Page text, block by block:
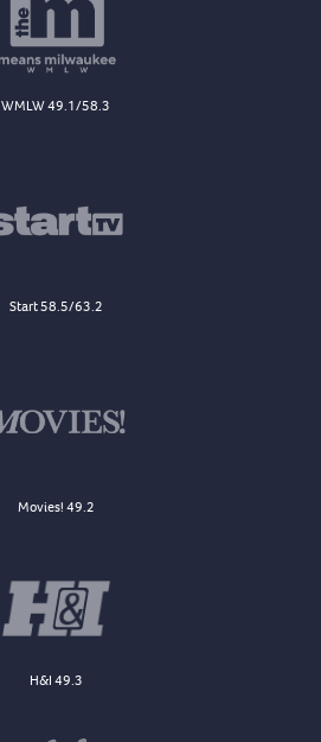
WMLW 49.1/58.3
Start 58.5/63.2
Movies! 49.2
H&I 49.3